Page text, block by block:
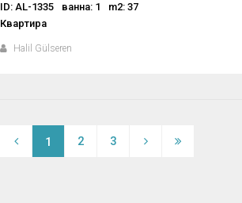
ID: AL-1335
ванна: 1
m2: 37
Квартира
Halil Gülseren
1 2 3